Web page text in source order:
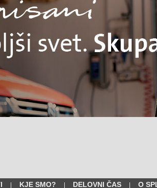
KJE SMO? DELOVNI ČAS O